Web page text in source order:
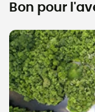
Bon pour